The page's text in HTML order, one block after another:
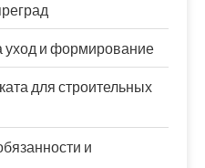
уход и формирование
для строительных
и